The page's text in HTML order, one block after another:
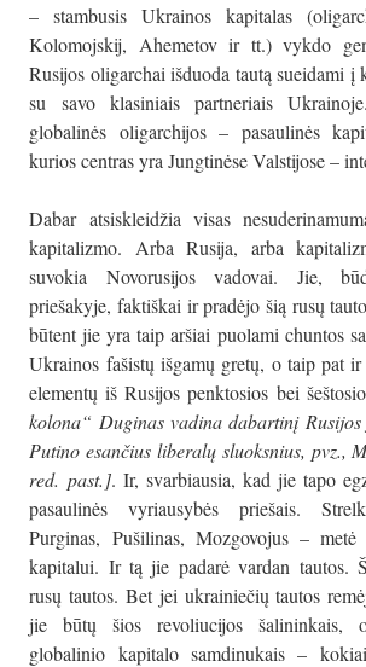
– stambusis Ukrainos kapitalas
Kolomojskij, Ahemetov ir tt.) vykdo
Rusijos oligarchai išduoda tautą sueidami
su savo klasiniais partneriais
globalinės oligarchijos – pasaulinės
kurios centras yra Jungtinėse Valstijose –
Dabar atsiskleidžia visas
kapitalizmo. Arba Rusija, arba
suvokia Novorusijos vadovai. Jie,
priešakyje, faktiškai ir pradėjo šią rusų
būtent jie yra taip aršiai puolami chuntos
Ukrainos fašistų išgamų gretų, o taip pat
elementų iš Rusijos penktosios bei
kolona“ Duginas vadina dabartinį
Putino esančius liberalų sluoksnius, pvz.,
red. past.]. Ir, svarbiausia, kad jie tapo
pasaulinės vyriausybės priešais.
Purginas, Pušilinas, Mozgovojus –
kapitalui. Ir tą jie padarė vardan tautos.
rusų tautos. Bet jei ukrainiečių tautos
jie būtų šios revoliucijos šalininkais,
globalinio kapitalo samdinukais –